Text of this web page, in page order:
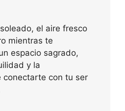
el aire fresco
mientras te
espacio sagrado,
y la
conectarte con tu ser